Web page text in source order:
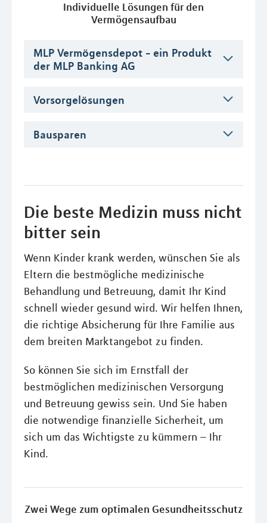
Individuelle Lösungen für den
Vermögensaufbau
MLP Vermögensdepot - ein Produkt
der MLP Banking AG
Vorsorgelösungen
Bausparen
Die beste Medizin muss nicht
bitter sein
Wenn Kinder krank werden, wünschen Sie als
Eltern die bestmögliche medizinische
Behandlung und Betreuung, damit Ihr Kind
schnell wieder gesund wird. Wir helfen Ihnen,
die richtige Absicherung für Ihre Familie aus
dem breiten Marktangebot zu finden.
So können Sie sich im Ernstfall der
bestmöglichen medizinischen Versorgung
und Betreuung gewiss sein. Und Sie haben
die notwendige finanzielle Sicherheit, um
sich um das Wichtigste zu kümmern – Ihr
Kind.
Zwei Wege zum optimalen Gesundheitsschutz